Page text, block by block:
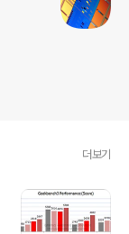
더보기